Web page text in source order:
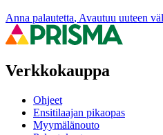
Anna palautetta, Avautuu uuteen
Verkkokauppa
Ohjeet
Ensitilaajan pikaopas
Myymälänouto